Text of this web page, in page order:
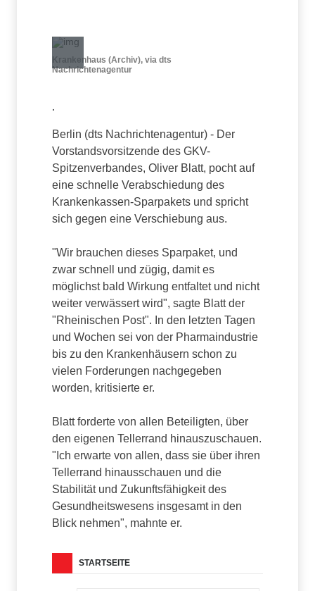
Krankenhaus (Archiv), via dts
Nachrichtenagentur
.
Berlin (dts Nachrichtenagentur) - Der
Vorstandsvorsitzende des GKV-
Spitzenverbandes, Oliver Blatt, pocht auf
eine schnelle Verabschiedung des
Krankenkassen-Sparpakets und spricht
sich gegen eine Verschiebung aus.
"Wir brauchen dieses Sparpaket, und
zwar schnell und zügig, damit es
möglichst bald Wirkung entfaltet und nicht
weiter verwässert wird", sagte Blatt der
"Rheinischen Post". In den letzten Tagen
und Wochen sei von der Pharmaindustrie
bis zu den Krankenhäusern schon zu
vielen Forderungen nachgegeben
worden, kritisierte er.
Blatt forderte von allen Beteiligten, über
den eigenen Tellerrand hinauszuschauen.
"Ich erwarte von allen, dass sie über ihren
Tellerrand hinausschauen und die
Stabilität und Zukunftsfähigkeit des
Gesundheitswesens insgesamt in den
Blick nehmen", mahnte er.
STARTSEITE